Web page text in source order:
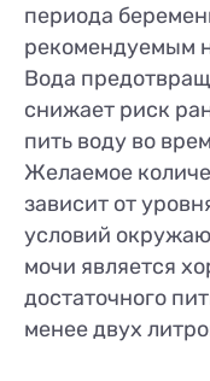
периода
рекомендуемым
Вода
снижает риск
пить воду во
Желаемое
зависит от
условий
мочи является
достаточного
менее двух